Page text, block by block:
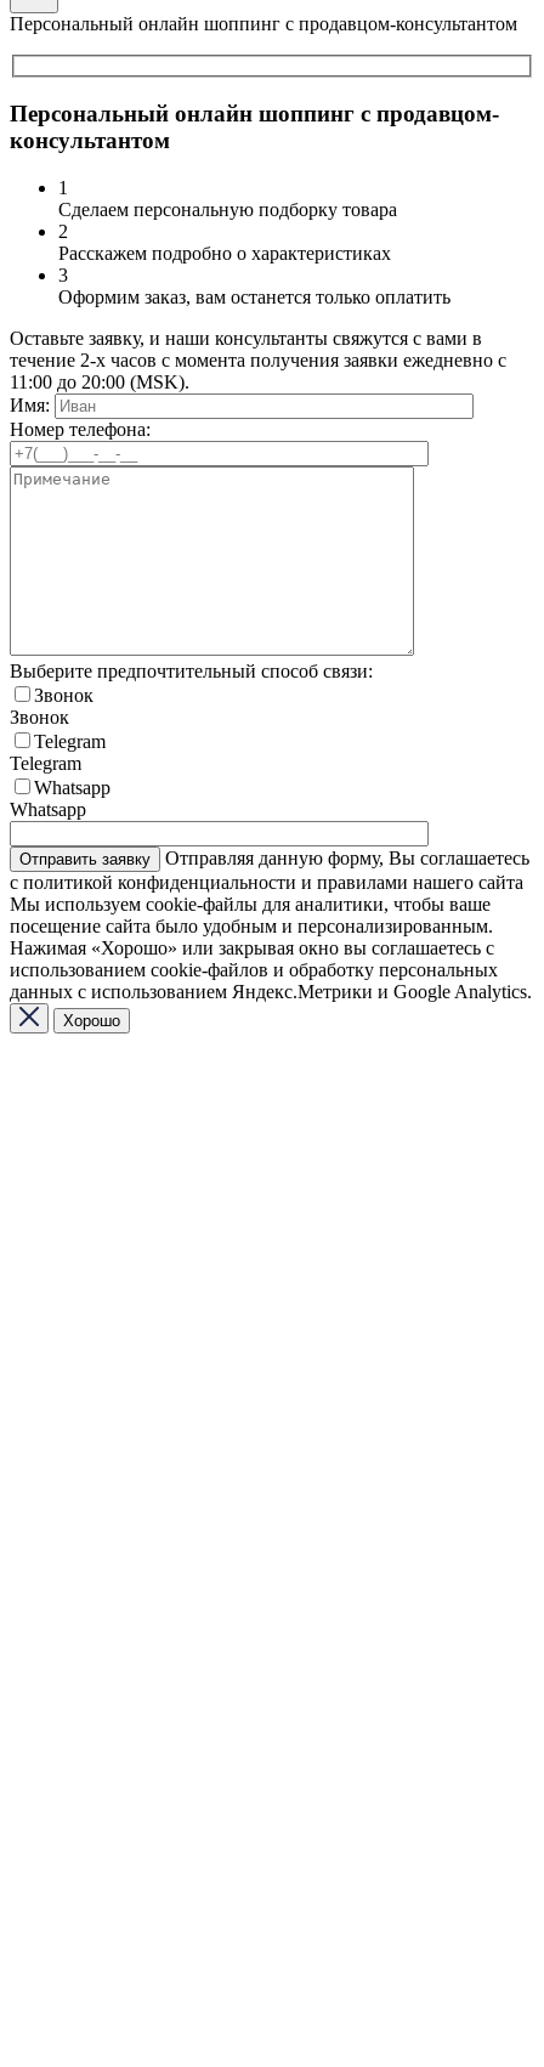
Персональный онлайн шоппинг с продавцом-консультантом
Персональный онлайн шоппинг с продавцом-
консультантом
1
Сделаем персональную подборку товара
2
Расскажем подробно о характеристиках
3
Оформим заказ, вам останется только оплатить
Оставьте заявку, и наши консультанты свяжутся с вами в
течение 2-х часов с момента получения заявки ежедневно с
11:00 до 20:00 (MSK).
Имя:
Номер телефона:
Выберите предпочтительный способ связи:
Звонок
Звонок
Telegram
Telegram
Whatsapp
Whatsapp
Отправляя данную форму, Вы соглашаетесь
с политикой конфиденциальности и правилами нашего сайта
Мы используем cookie-файлы для аналитики, чтобы ваше
посещение сайта было удобным и персонализированным.
Нажимая «Хорошо» или закрывая окно вы соглашаетесь с
использованием cookie-файлов и обработку персональных
данных с использованием Яндекс.Метрики и Google Analytics.
Хорошо